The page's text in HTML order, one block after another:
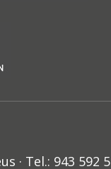
· Tel.: 943 592